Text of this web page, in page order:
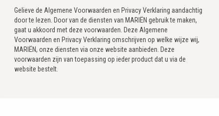
Gelieve de Algemene Voorwaarden en Privacy Verklaring aandachtig
door te lezen. Door van de diensten van MARIËN gebruik te maken,
gaat u akkoord met deze voorwaarden. Deze Algemene
Voorwaarden en Privacy Verklaring omschrijven op welke wijze wij,
MARIËN, onze diensten via onze website aanbieden. Deze
voorwaarden zijn van toepassing op ieder product dat u via de
website bestelt.